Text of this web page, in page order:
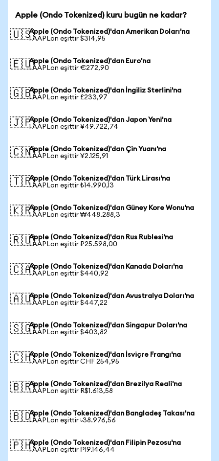
Apple (Ondo Tokenized) kuru bugün ne kadar?
🇺🇸Apple (Ondo Tokenized)'dan Amerikan Doları'na
1 AAPLon eşittir $314,95
🇪🇺Apple (Ondo Tokenized)'dan Euro'na
1 AAPLon eşittir €272,90
🇬🇧Apple (Ondo Tokenized)'dan İngiliz Sterlini'na
1 AAPLon eşittir £233,97
🇯🇵Apple (Ondo Tokenized)'dan Japon Yeni'na
1 AAPLon eşittir ¥49.722,74
🇨🇳Apple (Ondo Tokenized)'dan Çin Yuanı'na
1 AAPLon eşittir ¥2.125,91
🇹🇷Apple (Ondo Tokenized)'dan Türk Lirası'na
1 AAPLon eşittir ₺14.990,13
🇰🇷Apple (Ondo Tokenized)'dan Güney Kore Wonu'na
1 AAPLon eşittir ₩448.288,3
🇷🇺Apple (Ondo Tokenized)'dan Rus Rublesi'na
1 AAPLon eşittir ₽25.598,00
🇨🇦Apple (Ondo Tokenized)'dan Kanada Doları'na
1 AAPLon eşittir $440,92
🇦🇺Apple (Ondo Tokenized)'dan Avustralya Doları'na
1 AAPLon eşittir $447,22
🇸🇬Apple (Ondo Tokenized)'dan Singapur Doları'na
1 AAPLon eşittir $403,82
🇨🇭Apple (Ondo Tokenized)'dan İsviçre Frangı'na
1 AAPLon eşittir CHF 254,95
🇧🇷Apple (Ondo Tokenized)'dan Brezilya Reali'na
1 AAPLon eşittir R$1.613,58
🇧🇩Apple (Ondo Tokenized)'dan Bangladeş Takası'na
1 AAPLon eşittir ৳38.976,56
🇵🇭Apple (Ondo Tokenized)'dan Filipin Pezosu'na
1 AAPLon eşittir ₱19.146,44